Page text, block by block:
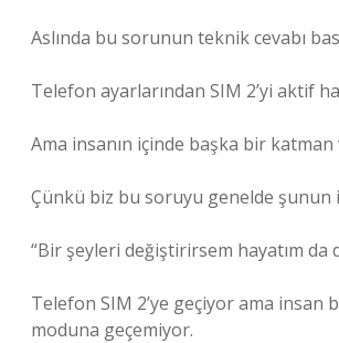
Aslında bu sorunun teknik cevabı
Telefon ayarlarından SIM 2’yi aktif
Ama insanın içinde başka bir katman
Çünkü biz bu soruyu genelde şunun
“Bir şeyleri değiştirirsem hayatım da
Telefon SIM 2’ye geçiyor ama insan
moduna geçemiyor.